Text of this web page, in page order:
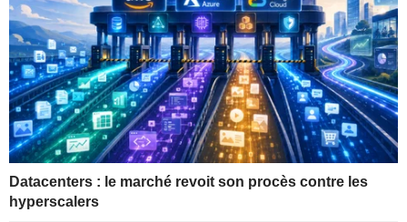
Datacenters : le marché revoit son procès contre les
hyperscalers